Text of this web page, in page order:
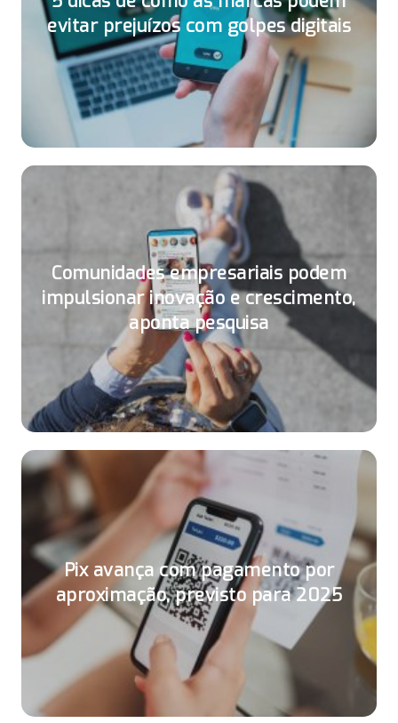
evitar prejuízos com golpes digitais
Comunidades empresariais podem
impulsionar inovação e crescimento,
aponta pesquisa
Pix avança com pagamento por
aproximação, previsto para 2025